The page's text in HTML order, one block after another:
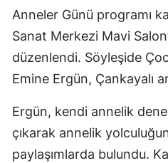
Anneler Günü programı
Sanat Merkezi Mavi
düzenlendi. Söyleşide
Emine Ergün, Çankayalı
Ergün, kendi annelik
çıkarak annelik
paylaşımlarda bulundu.